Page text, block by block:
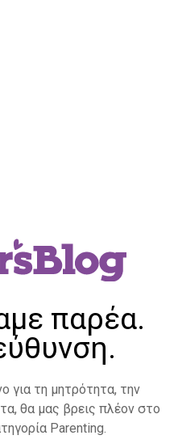
παρέα.
για τη μητρότητα, την
θα μας βρεις πλέον στο
Parenting.